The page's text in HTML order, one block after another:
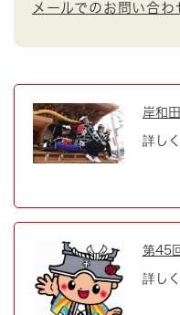
メールでのお問い合わ
岸和
詳し
第45
詳し